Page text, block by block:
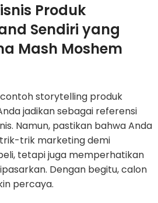
Produk
Sendiri yang
Mash Moshem
storytelling produk
jadikan sebagai referensi
Namun, pastikan bahwa Anda
trik marketing demi
tetapi juga memperhatikan
Dengan begitu, calon
percaya.